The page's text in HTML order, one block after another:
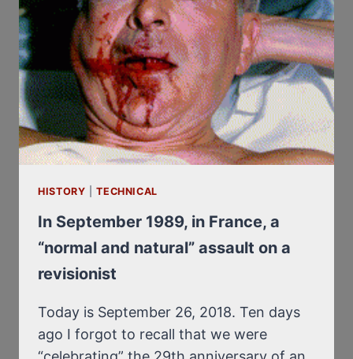
HISTORY |TECHNICAL
In September 1989, in France, a
“normal and natural” assault on a
revisionist
Today is September 26, 2018. Ten days
ago I forgot to recall that we were